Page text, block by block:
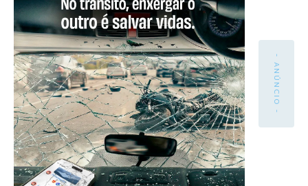
- ANÚNCIO -